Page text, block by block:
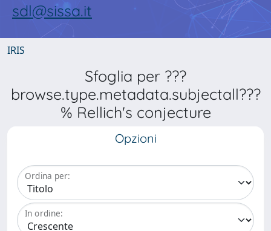
sdl@sissa.it
IRIS
Sfoglia per ???
browse.type.metadata.subjectall???
% Rellich's conjecture
Opzioni
Ordina per:
In ordine: